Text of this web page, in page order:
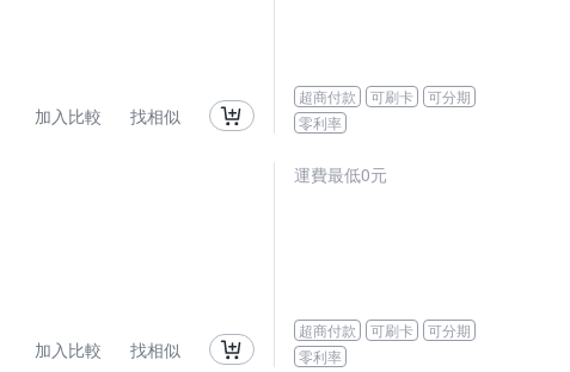
加入比較 找相似
超商付款 可刷卡
可分期
零利率
加入比較 找相似
運費最低0元
超商付款 可刷卡
可分期
零利率